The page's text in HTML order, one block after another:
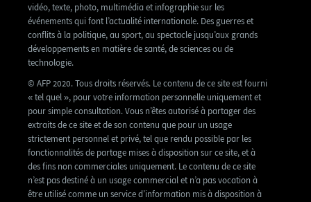
vidéo, texte, photo, multimédia et infographie sur les
événements qui font l’actualité internationale. Des guerres et
conflits à la politique, au sport, au spectacle jusqu’aux grands
développements en matière de santé, de sciences ou de
technologie.
© AFP 2020. Tous droits réservés. Le contenu de ce site est fourni
« tel quel », pour votre information personnelle uniquement et
pour simple consultation. Vous n’êtes autorisé à partager des
extraits de ce site et de son contenu que pour un usage
strictement personnel et privé, tel que rendu possible par les
fonctionnalités de partage mises à disposition sur ce site, et à
des fins non commerciales uniquement. Le contenu de ce site
n’est pas destiné à un usage commercial et n’a pas vocation à
être utilisé comme un service d’information mis à disposition à